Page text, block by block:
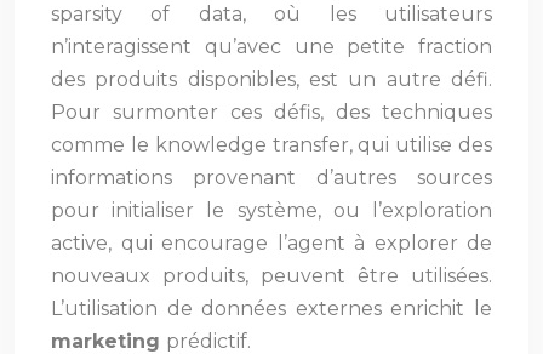
sparsity of data, où les utilisateurs
n’interagissent qu’avec une petite fraction
des produits disponibles, est un autre défi.
Pour surmonter ces défis, des techniques
comme le knowledge transfer, qui utilise des
informations provenant d’autres sources
pour initialiser le système, ou l’exploration
active, qui encourage l’agent à explorer de
nouveaux produits, peuvent être utilisées.
L’utilisation de données externes enrichit le
marketing prédictif.